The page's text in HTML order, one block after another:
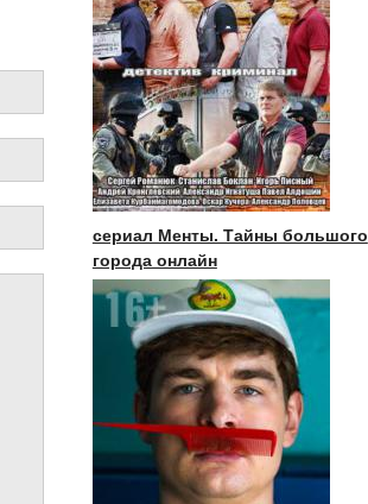
сериал Менты. Тайны большого
города онлайн